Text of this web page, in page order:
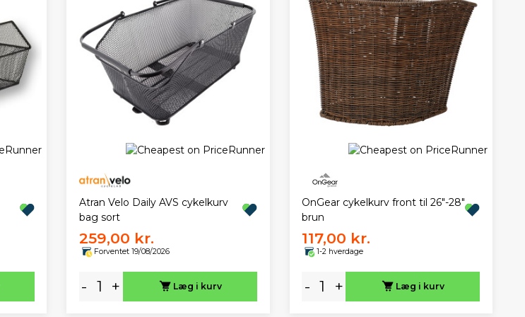
Atran Velo Daily AVS cykelkurv
bag sort
259,00 kr.
Forventet 19/08/2026
- + Læg i kurv
OnGear cykelkurv front til 26"-28"
brun
117,00 kr.
1-2 hverdage
- + Læg i kurv